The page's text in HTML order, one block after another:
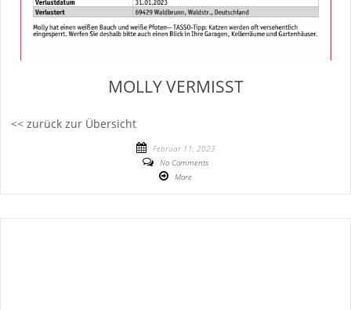
MOLLY VERMISST
<< zurück zur Übersicht
Februar 11, 2023
No Comments
More